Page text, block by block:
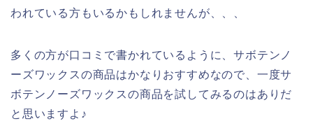
われている方もいるかもしれませんが、、、
多くの方が口コミで書かれているように、サボテンノ
ーズワックスの商品はかなりおすすめなので、一度サ
ボテンノーズワックスの商品を試してみるのはありだ
と思いますよ♪